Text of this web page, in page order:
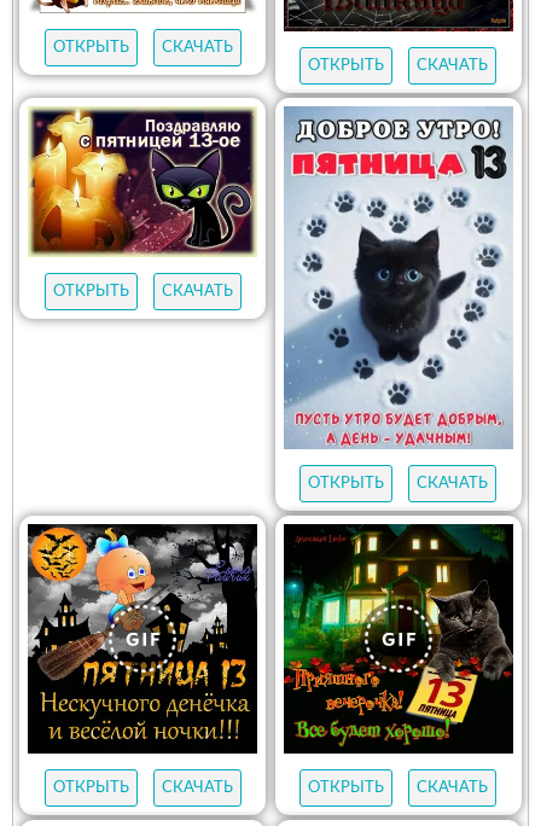
ОТКРЫТЬ
СКАЧАТЬ
ОТКРЫТЬ
СКАЧАТЬ
ОТКРЫТЬ СКАЧАТЬ
ОТКРЫТЬ СКАЧАТЬ
ОТКРЫТЬ СКАЧАТЬ ОТКРЫТЬ СКАЧАТЬ